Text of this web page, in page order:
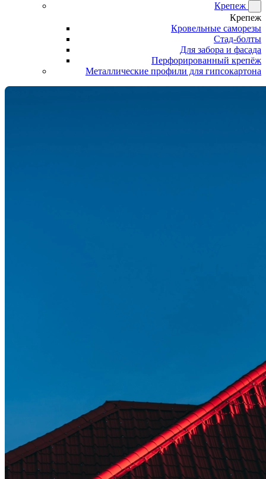
Крепеж
Крепеж
Кровельные саморезы
Стад-болты
Для забора и фасада
Перфорированный крепёж
Металлические профили для гипсокартона